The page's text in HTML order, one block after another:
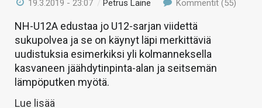
19.3.2019 - 23:07 /Petrus Laine Kommentit (55)
NH-U12A edustaa jo U12-sarjan viidettä
sukupolvea ja se on käynyt läpi merkittäviä
uudistuksia esimerkiksi yli kolmanneksella
kasvaneen jäähdytinpinta-alan ja seitsemän
lämpöputken myötä.
Lue lisää